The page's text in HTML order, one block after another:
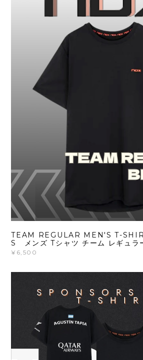
TEAM REGULAR MEN'S T-
S メンズ Tシャツ チーム レギュラ
¥6,500